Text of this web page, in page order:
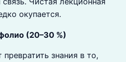
окупается.
(20–30 %)
знания в то,